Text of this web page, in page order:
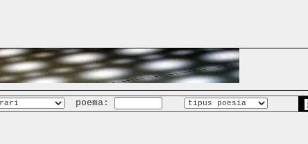
poema: